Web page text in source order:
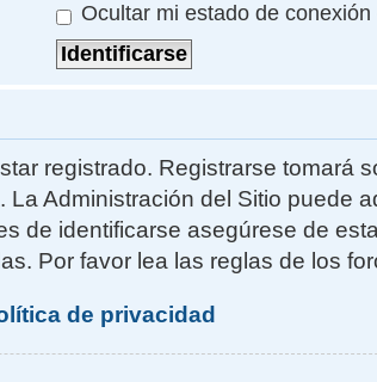
Ocultar mi estado de
registrado. Registrarse tomará
La Administración del Sitio puede
de identificarse asegúrese de
Por favor lea las reglas de los
de privacidad